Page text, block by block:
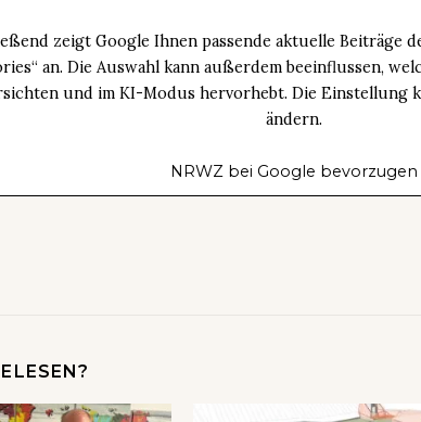
zeigt Google Ihnen passende aktuelle Beiträge
an. Die Auswahl kann außerdem beeinflussen,
und im KI-Modus hervorhebt. Die Einstellung
ändern.
NRWZ bei Google bevorzugen